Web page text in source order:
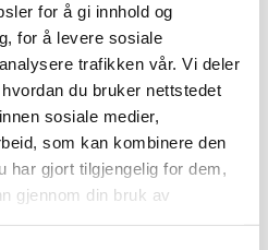
for å gi innhold og
for å levere sosiale
trafikken vår. Vi deler
du bruker nettstedet
sosiale medier,
som kan kombinere den
har gjort tilgjengelig for dem,
gjennom din bruk av
kommuner til å drive
har drevet
politikerne i
dette burde ha
understreker Elgvin.
til å gi